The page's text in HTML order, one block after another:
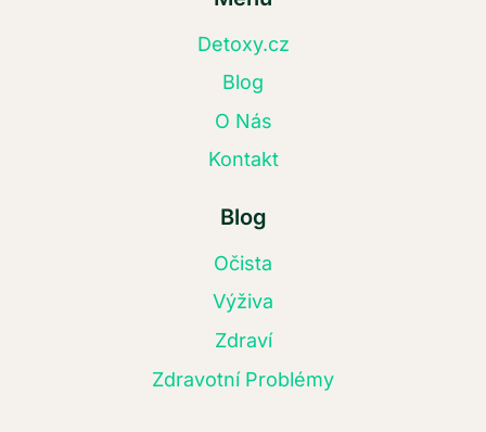
Detoxy.cz
Blog
O Nás
Kontakt
Blog
Očista
Výživa
Zdraví
Zdravotní Problémy